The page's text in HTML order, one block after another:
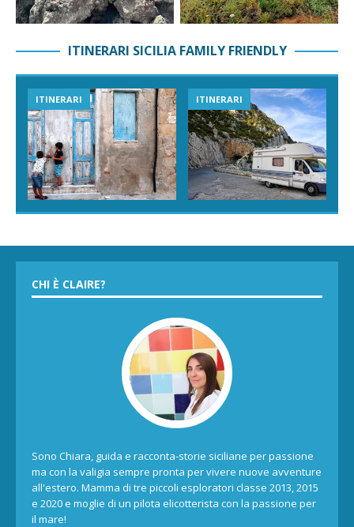
ITINERARI SICILIA FAMILY FRIENDLY
ITINERARI ITINERARI
CHI È CLAIRE?
Sono Chiara, guida e racconta-storie siciliane per passione
ma con la valigia sempre pronta per vivere nuove avventure
all'estero. Mamma di tre piccoli esploratori classe 2013, 2015
e 2020 e moglie di un pilota elicotterista con la passione per
il mare!